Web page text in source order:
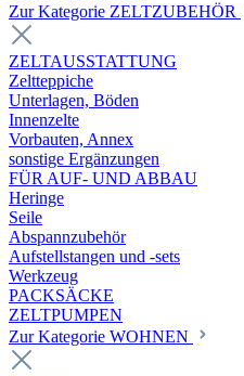
Zur Kategorie ZELTZUBEHÖR
ZELTAUSSTATTUNG
Zeltteppiche
Unterlagen, Böden
Innenzelte
Vorbauten, Annex
sonstige Ergänzungen
FÜR AUF- UND ABBAU
Heringe
Seile
Abspannzubehör
Aufstellstangen und -sets
Werkzeug
PACKSÄCKE
ZELTPUMPEN
Zur Kategorie WOHNEN